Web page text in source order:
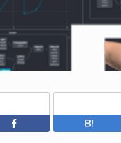
Twitter Facebook